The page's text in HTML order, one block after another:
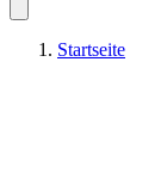
Startseite